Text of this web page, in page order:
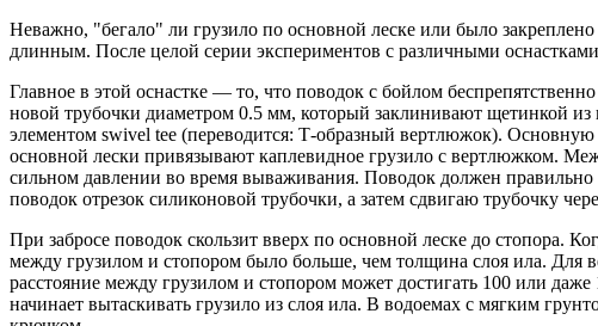
Неважно, "бегало" ли грузило по основной леске или было
длинным. После целой серии экспериментов с различными
Главное в этой оснастке — то, что поводок с бойлом
новой трубочки диаметром 0.5 мм, который заклинивают щетинкой
элементом swivel tee (переводится: Т-образный вертлюжок).
основной лески привязывают каплевидное грузило с вертлюжком.
сильном давлении во время вываживания. Поводок должен правильно
поводок отрезок силиконовой трубочки, а затем сдвигаю трубочку
При забросе поводок скользит вверх по основной леске до сто­пора.
между грузилом и стопором было больше, чем толщина слоя ила. Для
расстояние между грузилом и стопором может дости­гать 100 или
начинает вытас­кивать грузило из слоя ила. В водоемах с мягким